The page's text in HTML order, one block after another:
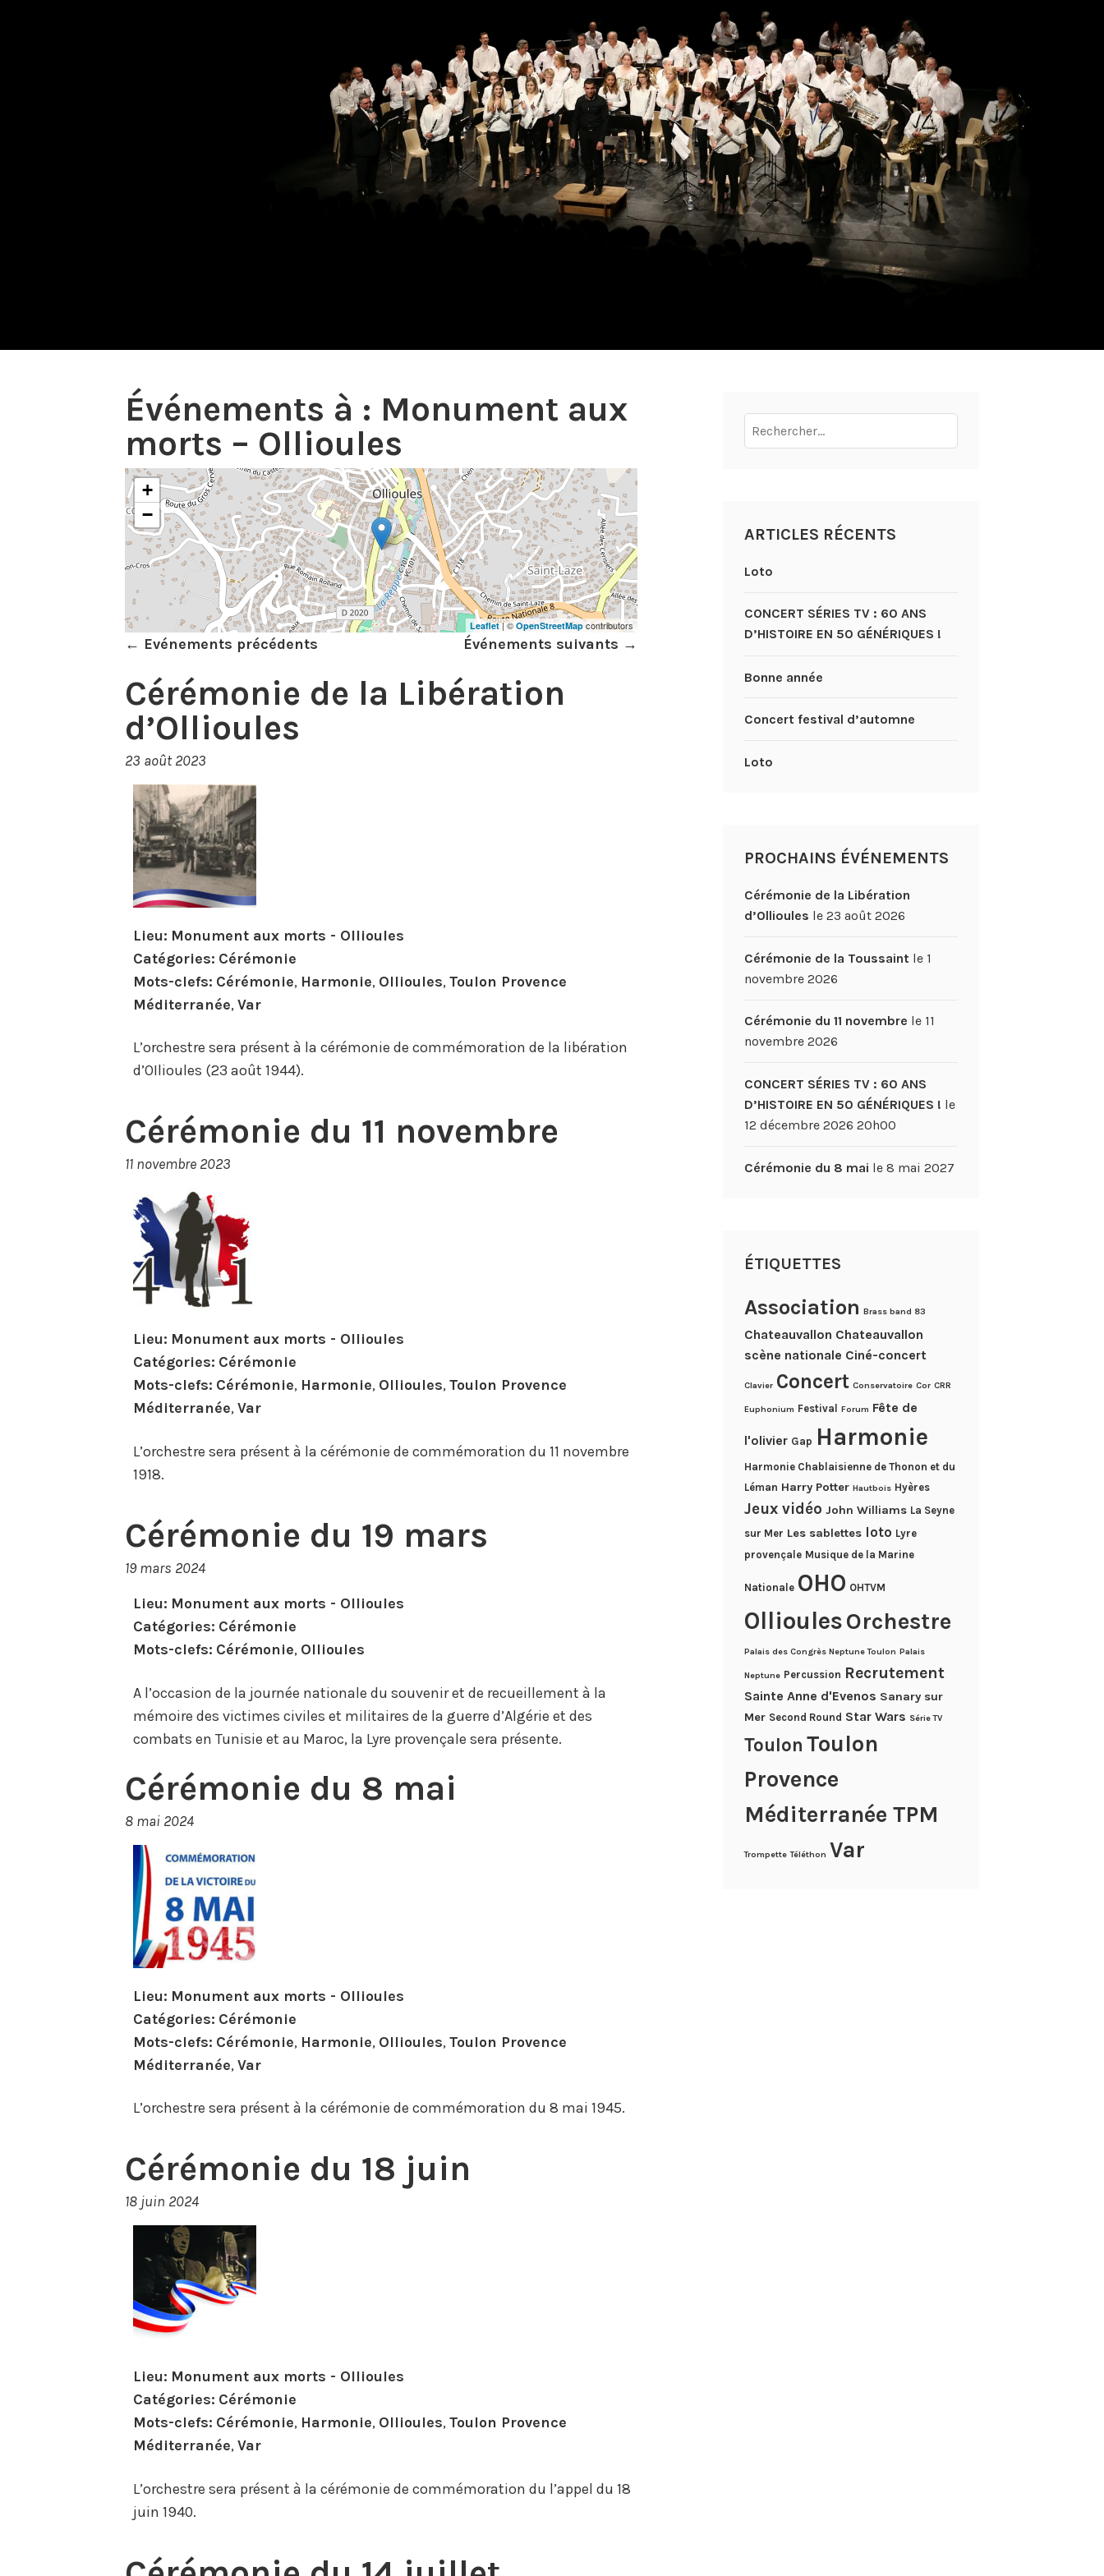
Événements à : Monument aux
morts – Ollioules
+
−
Leaflet| ©OpenStreetMapcontributors
Événements suivants →
← Evénements précédents
Cérémonie de la Libération
d’Ollioules
23 août 2023
Lieu: Monument aux morts - Ollioules
Catégories: Cérémonie
Mots-clefs: Cérémonie, Harmonie, Ollioules,Toulon Provence
Méditerranée,Var
L’orchestre sera présent à la cérémonie de commémoration de la libération
d’OIlioules (23 août 1944).
Cérémonie du 11 novembre
11 novembre 2023
Lieu: Monument aux morts - Ollioules
Catégories: Cérémonie
Mots-clefs: Cérémonie, Harmonie, Ollioules,Toulon Provence
Méditerranée,Var
L’orchestre sera présent à la cérémonie de commémoration du 11 novembre
1918.
Cérémonie du 19 mars
19 mars 2024
Lieu: Monument aux morts - Ollioules
Catégories: Cérémonie
Mots-clefs: Cérémonie, Ollioules
A l’occasion de la journée nationale du souvenir et de recueillement à la
mémoire des victimes civiles et militaires de la guerre d’Algérie et des
combats en Tunisie et au Maroc, la Lyre provençale sera présente.
Cérémonie du 8 mai
8 mai 2024
Lieu: Monument aux morts - Ollioules
Catégories: Cérémonie
Mots-clefs: Cérémonie, Harmonie, Ollioules,Toulon Provence
Méditerranée,Var
L’orchestre sera présent à la cérémonie de commémoration du 8 mai 1945.
Cérémonie du 18 juin
18 juin 2024
Lieu: Monument aux morts - Ollioules
Catégories: Cérémonie
Mots-clefs: Cérémonie, Harmonie, Ollioules,Toulon Provence
Méditerranée,Var
L’orchestre sera présent à la cérémonie de commémoration du l’appel du 18
juin 1940.
ARTICLES RÉCENTS
Loto
CONCERT SÉRIES TV : 60 ANS
D’HISTOIRE EN 50 GÉNÉRIQUES !
Bonne année
Concert festival d’automne
Loto
PROCHAINS ÉVÉNEMENTS
Cérémonie de la Libération
d’Ollioules le 23 août 2026
Cérémonie de la Toussaintle 1
novembre 2026
Cérémonie du 11 novembre le 11
novembre 2026
CONCERT SÉRIES TV : 60 ANS
D’HISTOIRE EN 50 GÉNÉRIQUES ! le
12 décembre 2026 20h00
Cérémonie du 8 mai le 8 mai 2027
ÉTIQUETTES
Association Brass band 83
Chateauvallon Chateauvallon
scène nationale Ciné-concert
Clavier Concert Conservatoire Cor CRR
Euphonium Festival Forum Fête de
l'olivier Gap Harmonie
Harmonie Chablaisienne de Thonon et du
Léman Harry Potter Hautbois Hyères
Jeux vidéo John Williams La Seyne
sur Mer Les sablettes loto Lyre
provençale Musique de la Marine
Nationale OHO OHTVM
OllioulesOrchestre
Palais des Congrès Neptune Toulon Palais
Neptune Percussion Recrutement
Sainte Anne d'Evenos Sanary sur
Mer Second Round Star Wars Série TV
Toulon Toulon
Provence
Méditerranée TPM
Trompette Téléthon Var